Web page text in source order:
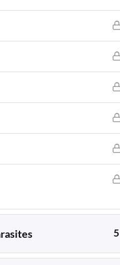
– Initiation à l’analyse
5